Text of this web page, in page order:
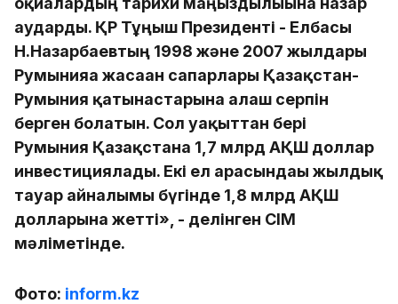
аударды. ҚР Тұңғыш Президенті - Елбасы
Н.Назарбаевтың 1998 және 2007 жылдары
Румынияға жасаған сапарлары Қазақстан-
Румыния қатынастарына алғаш серпін
берген болатын. Сол уақыттан бері
Румыния Қазақстанға 1,7 млрд АҚШ доллар
инвестициялады. Екі ел арасындағы жылдық
тауар айналымы бүгінде 1,8 млрд АҚШ
долларына жетті», - делінген СІМ
мәліметінде.
Фото: inform.kz